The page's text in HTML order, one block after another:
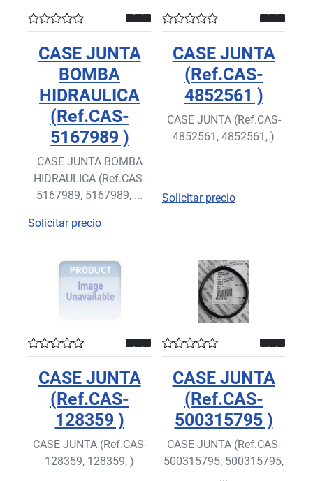
CASE JUNTA
BOMBA
HIDRAULICA
(Ref.CAS-
5167989 )
CASE JUNTA BOMBA
HIDRAULICA (Ref.CAS-
5167989, 5167989, ...
Solicitar precio
CASE JUNTA
(Ref.CAS-
4852561 )
CASE JUNTA (Ref.CAS-
4852561, 4852561, )
Solicitar precio
CASE JUNTA
(Ref.CAS-
128359 )
CASE JUNTA (Ref.CAS-
128359, 128359, )
CASE JUNTA
(Ref.CAS-
500315795 )
CASE JUNTA (Ref.CAS-
500315795, 500315795,
...